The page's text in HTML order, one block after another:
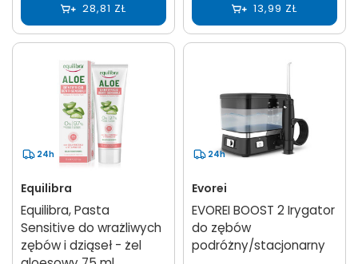
28,81 ZŁ 13,99 ZŁ
24h
Equilibra
Equilibra, Pasta
Sensitive do wrażliwych
zębów i dziąseł - żel
24h
Evorei
EVOREI BOOST 2 Irygator
do zębów
podróżny/stacjonarny